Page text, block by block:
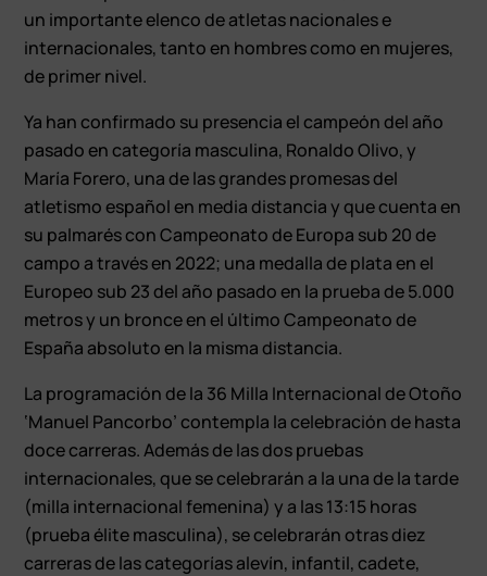
un importante elenco de atletas nacionales e
internacionales, tanto en hombres como en mujeres,
de primer nivel.
Ya han confirmado su presencia el campeón del año
pasado en categoría masculina, Ronaldo Olivo, y
María Forero, una de las grandes promesas del
atletismo español en media distancia y que cuenta en
su palmarés con Campeonato de Europa sub 20 de
campo a través en 2022; una medalla de plata en el
Europeo sub 23 del año pasado en la prueba de 5.000
metros y un bronce en el último Campeonato de
España absoluto en la misma distancia.
La programación de la 36 Milla Internacional de Otoño
‘Manuel Pancorbo’ contempla la celebración de hasta
doce carreras. Además de las dos pruebas
internacionales, que se celebrarán a la una de la tarde
(milla internacional femenina) y a las 13:15 horas
(prueba élite masculina), se celebrarán otras diez
carreras de las categorías alevín, infantil, cadete,